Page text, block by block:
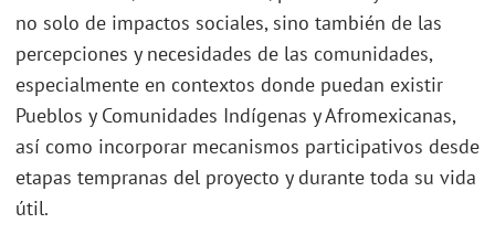
no solo de impactos sociales, sino también de las
percepciones y necesidades de las comunidades,
especialmente en contextos donde puedan existir
Pueblos y Comunidades Indígenas y Afromexicanas,
así como incorporar mecanismos participativos desde
etapas tempranas del proyecto y durante toda su vida
útil.